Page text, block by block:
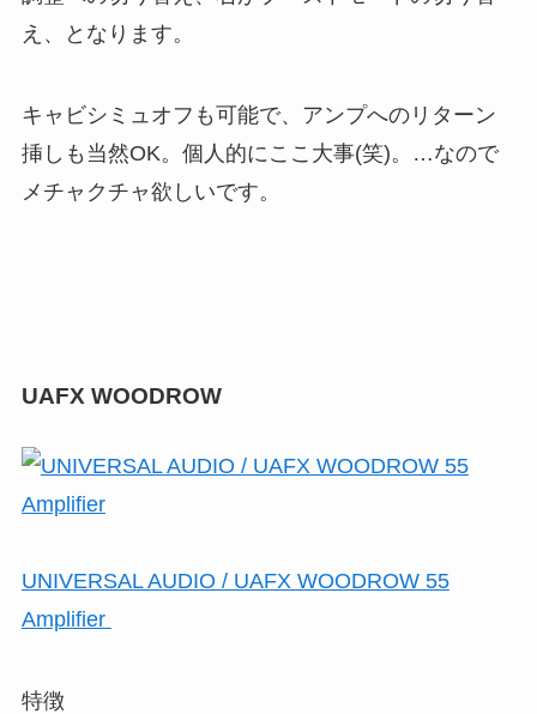
え、となります。
キャビシミュオフも可能で、アンプへのリターン
挿しも当然OK。個人的にここ大事(笑)。…なので
メチャクチャ欲しいです。
UAFX WOODROW
UNIVERSAL AUDIO / UAFX WOODROW 55
Amplifier
特徴